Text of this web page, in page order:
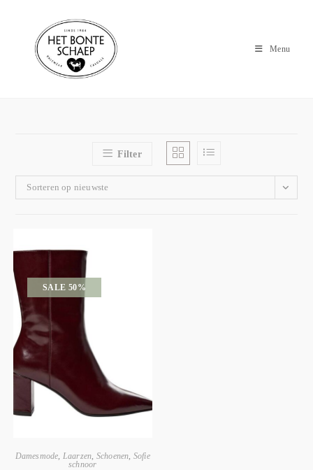
Menu
Filter
Sorteren op nieuwste
SALE 50%
Damesmode Laarzen Schoenen Sofie
schnoor